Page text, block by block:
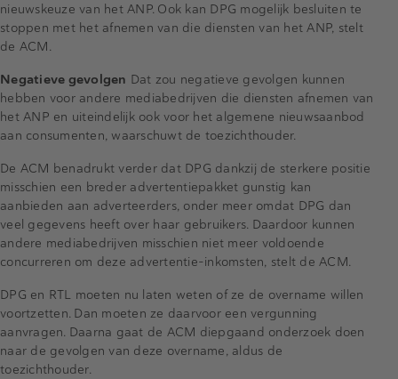
nieuwskeuze van het ANP. Ook kan DPG mogelijk besluiten te
stoppen met het afnemen van die diensten van het ANP, stelt
de ACM.
Negatieve gevolgen Dat zou negatieve gevolgen kunnen
hebben voor andere mediabedrijven die diensten afnemen van
het ANP en uiteindelijk ook voor het algemene nieuwsaanbod
aan consumenten, waarschuwt de toezichthouder.
De ACM benadrukt verder dat DPG dankzij de sterkere positie
misschien een breder advertentiepakket gunstig kan
aanbieden aan adverteerders, onder meer omdat DPG dan
veel gegevens heeft over haar gebruikers. Daardoor kunnen
andere mediabedrijven misschien niet meer voldoende
concurreren om deze advertentie-inkomsten, stelt de ACM.
DPG en RTL moeten nu laten weten of ze de overname willen
voortzetten. Dan moeten ze daarvoor een vergunning
aanvragen. Daarna gaat de ACM diepgaand onderzoek doen
naar de gevolgen van deze overname, aldus de
toezichthouder.